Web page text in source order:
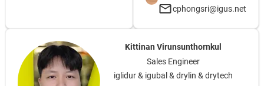
cphongsri@igus.net
Kittinan Virunsunthornkul
Sales Engineer
iglidur & igubal & drylin & drytech